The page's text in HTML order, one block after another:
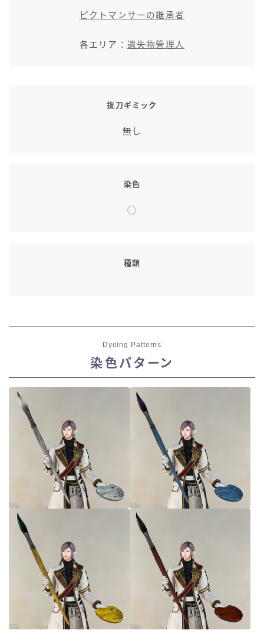
ピクトマンサーの継承者
各エリア： 遺失物管理人
抜刀ギミック
無し
染色
◯
種類
Dyeing Patterns
染色パターン